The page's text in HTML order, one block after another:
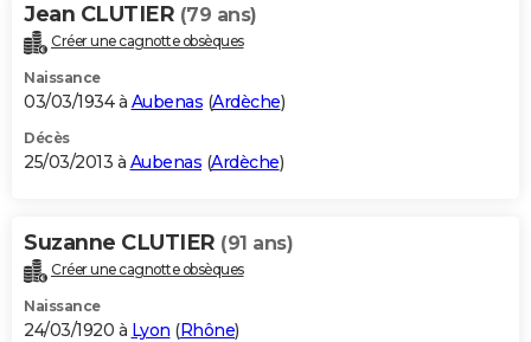
Jean CLUTIER (79 ans)
Créer une cagnotte obsèques
Naissance
03/03/1934 à Aubenas (Ardèche)
Décès
25/03/2013 à Aubenas (Ardèche)
Suzanne CLUTIER (91 ans)
Créer une cagnotte obsèques
Naissance
24/03/1920 à Lyon (Rhône)